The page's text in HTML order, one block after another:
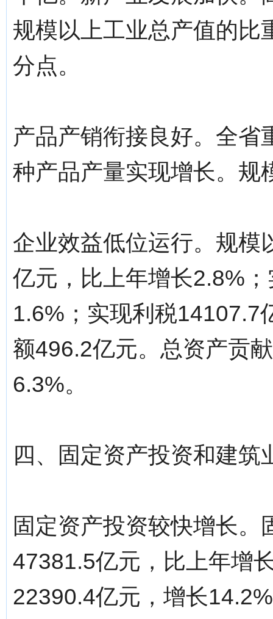
规模以上工业总产值的比
分点。
产品产销衔接良好。全省
种产品产量实现增长。规
企业效益低位运行。规模
亿元，比上年增长2.8%
1.6%；实现利税14107.7
额496.2亿元。总资产贡
6.3%。
四、固定资产投资和建筑
固定资产投资较快增长
47381.5亿元，比上年增
22390.4亿元，增长